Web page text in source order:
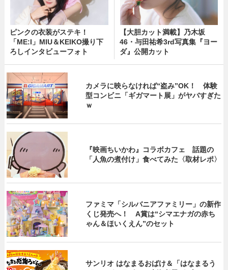
ピンクの衣装がステキ！
「ME:I」MIU＆KEIKO撮り下
ろしインタビューフォト
【大胆カット満載】乃木坂
46・与田祐希3rd写真集『ヨー
ダ』公開カット
カメラに映らなければ“盗み”OK！ 体験
型コンビニ「ギガマート展」がヤバすぎた
ｗ
『映画ちいかわ』コラボカフェ 話題の
「人魚の煮付け」食べてみた〈取材レポ〉
ファミマ「シルバニアファミリー」の新作
くじ発売へ！ A賞は“シマエナガの赤ち
ゃん＆ほいくえん”のセット
サンリオ はなまるおばけ＆「はなまるう